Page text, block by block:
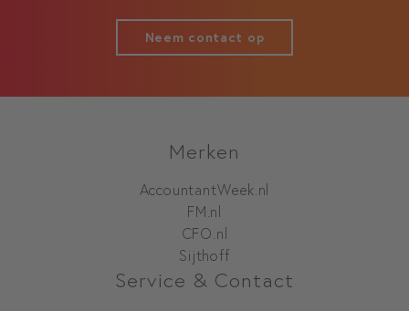
Neem contact op
Merken
AccountantWeek.nl
FM.nl
CFO.nl
Sijthoff
Service & Contact